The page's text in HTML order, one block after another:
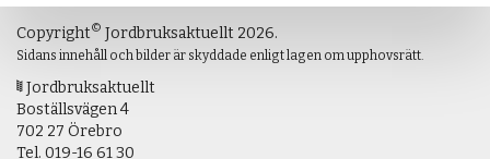
Copyright© Jordbruksaktuellt 2026.
Sidans innehåll och bilder är skyddade enligt lagen om upphovsrätt.
Jordbruksaktuellt
Boställsvägen 4
702 27 Örebro
Tel. 019-16 61 30